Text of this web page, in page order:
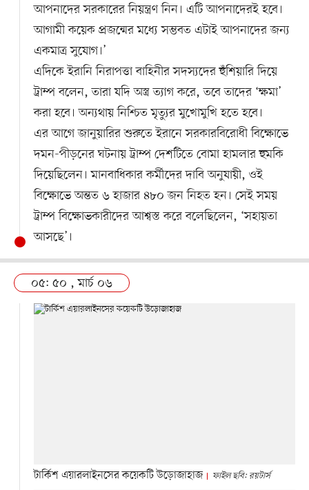
আপনাদের সরকারের নিয়ন্ত্রণ নিন। এটি আপনাদেরই হবে।
আগামী কয়েক প্রজন্মের মধ্যে সম্ভবত এটাই আপনাদের জন্য
একমাত্র সুযোগ।’
এদিকে ইরানি নিরাপত্তা বাহিনীর সদস্যদের হুঁশিয়ারি দিয়ে
ট্রাম্প বলেন, তারা যদি অস্ত্র ত্যাগ করে, তবে তাদের ‘ক্ষমা’
করা হবে। অন্যথায় নিশ্চিত মৃত্যুর মুখোমুখি হতে হবে।
এর আগে জানুয়ারির শুরুতে ইরানে সরকারবিরোধী বিক্ষোভে
দমন-পীড়নের ঘটনায় ট্রাম্প দেশটিতে বোমা হামলার হুমকি
দিয়েছিলেন। মানবাধিকার কর্মীদের দাবি অনুযায়ী, ওই
বিক্ষোভে অন্তত ৬ হাজার ৪৮০ জন নিহত হন। সেই সময়
ট্রাম্প বিক্ষোভকারীদের আশ্বস্ত করে বলেছিলেন, ‘সহায়তা
আসছে’।
০৫: ৫০ , মার্চ ০৬
টার্কিশ এয়ারলাইনসের কয়েকটি উড়োজাহাজ ফাইল ছবি: রয়টার্স